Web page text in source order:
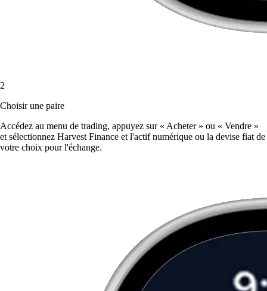
2
Choisir une paire
Accédez au menu de trading, appuyez sur « Acheter » ou « Vendre »
et sélectionnez Harvest Finance et l'actif numérique ou la devise fiat de
votre choix pour l'échange.